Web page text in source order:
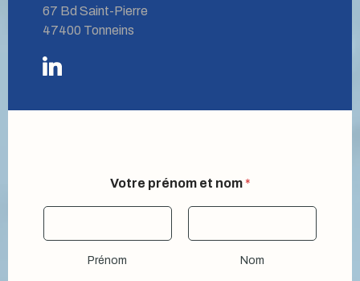
67 Bd Saint-Pierre
47400 Tonneins
Votre prénom et nom *
Prénom Nom